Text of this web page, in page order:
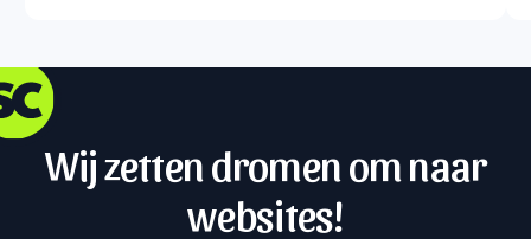
Wij zetten dromen om naar
websites!